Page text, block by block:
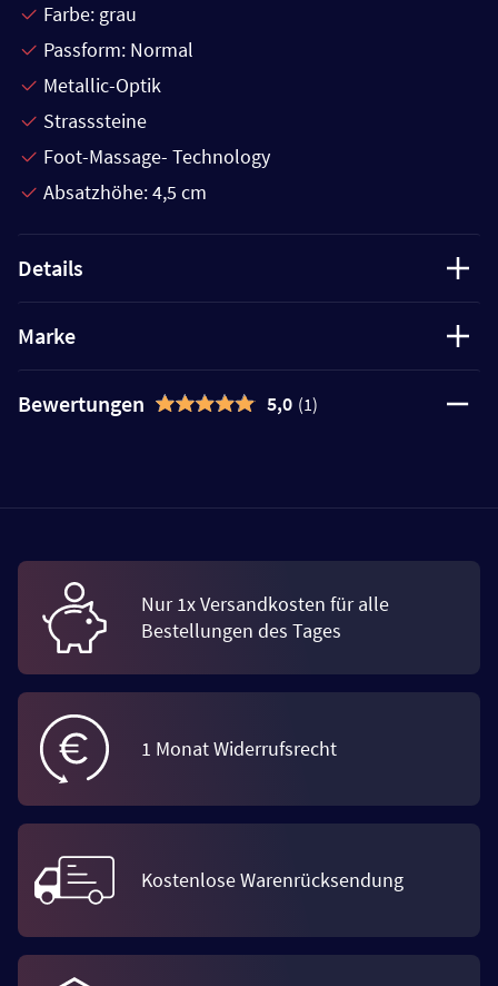
Farbe: grau
Passform: Normal
Metallic-Optik
Strasssteine
Foot-Massage- Technology
Absatzhöhe: 4,5 cm
Details
Marke
Bewertungen 5,0 (1)
Nur 1x Versandkosten für alle
Bestellungen des Tages
1 Monat Widerrufsrecht
Kostenlose Warenrücksendung